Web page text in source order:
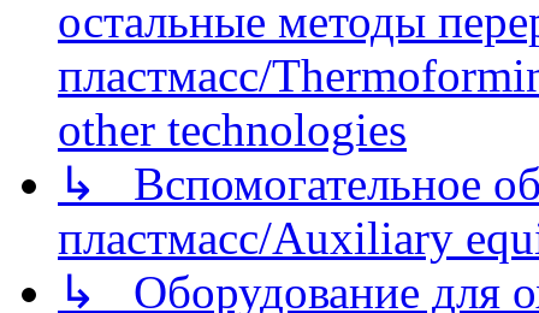
остальные методы
пластмасс/
other technologies
↳ Вспомогательное
пластмасс/Auxiliary
↳ Оборудование для